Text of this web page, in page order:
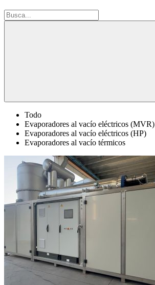
Todo
Evaporadores al vacío eléctricos (MVR)
Evaporadores al vacío eléctricos (HP)
Evaporadores al vacío térmicos